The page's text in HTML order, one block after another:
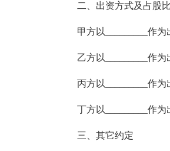
二、出资方式及占股
甲方以_________作
乙方以_________作
丙方以_________作
丁方以_________作
三、其它约定